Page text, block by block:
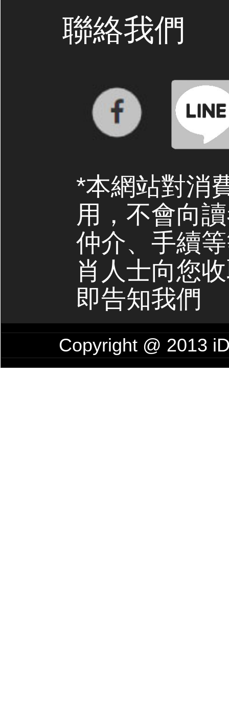
聯絡我們
*本網站對消
用，不會向
仲介、手續
肖人士向您
即告知我們
Copyright @ 2013